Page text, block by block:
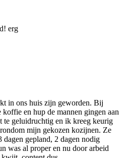
erg
in ons huis zijn geworden. Bij
koffie en hup de mannen gingen aan
te geluidruchtig en ik kreeg keurig
mijn gekozen kozijnen. Ze
gepland, 2 dagen nodig
was al proper en nu door arbeid